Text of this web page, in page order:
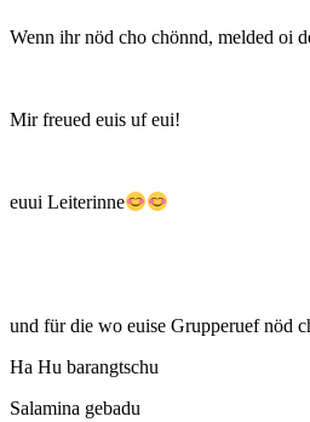
Wenn ihr nöd cho chönnd, melded oi
Mir freued euis uf eui!
euui Leiterinne
und für die wo euise Grupperuef nöd
Ha Hu barangtschu
Salamina gebadu